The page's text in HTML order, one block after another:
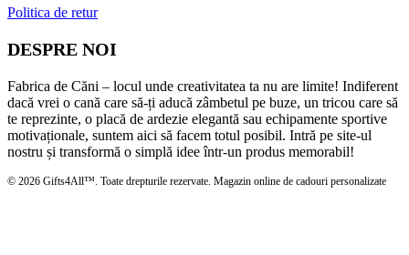
Politica de retur
DESPRE NOI
Fabrica de Căni – locul unde creativitatea ta nu are limite! Indiferent
dacă vrei o cană care să-ți aducă zâmbetul pe buze, un tricou care să
te reprezinte, o placă de ardezie elegantă sau echipamente sportive
motivaționale, suntem aici să facem totul posibil. Intră pe site-ul
nostru și transformă o simplă idee într-un produs memorabil!
© 2026 Gifts4All™. Toate drepturile rezervate. Magazin online de cadouri personalizate